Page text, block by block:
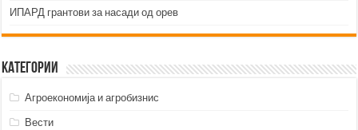
ИПАРД грантови за насади од орев
Категории
Агроекономија и агробизнис
Вести